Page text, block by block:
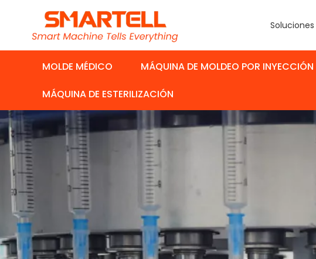
Soluciones
MOLDE MÉDICO MÁQUINA DE MOLDEO POR INYECCIÓN
MÁQUINA DE ESTERILIZACIÓN